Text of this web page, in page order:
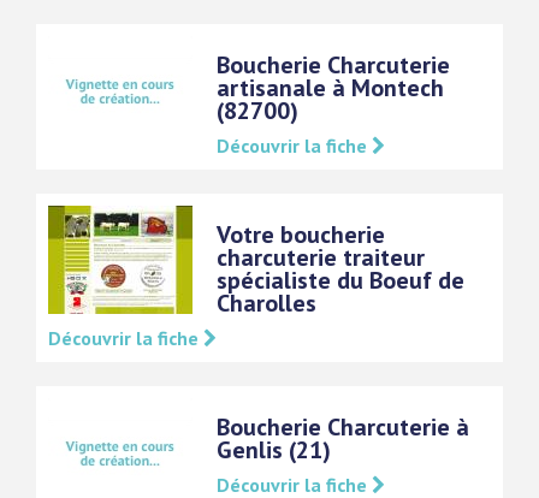
Boucherie Charcuterie
artisanale à Montech
(82700)
Découvrir la fiche
Votre boucherie
charcuterie traiteur
spécialiste du Boeuf de
Charolles
Découvrir la fiche
Boucherie Charcuterie à
Genlis (21)
Découvrir la fiche